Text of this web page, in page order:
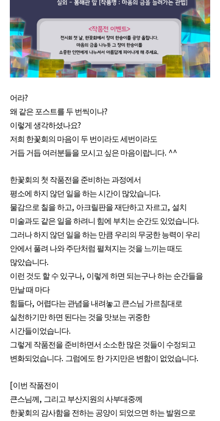
어라?
왜 같은 포스트를 두 번씩이나?
이렇게 생각하셨나요?
저희 한꽃회의 마음이 두 번이라도 세번이라도
거듭 거듭 여러분들을 모시고 싶은 마음이랍니다. ^^
한꽃회의 첫 작품전을 준비하는 과정에서
평소에 하지 않던 일을 하는 시간이 많았습니다.
물감으로 칠을 하고, 아크릴판을 재단하고 자르고, 설치
미술과도 같은 일을 하려니 힘에 부치는 순간도 있었습니다.
그러나 하지 않던 일을 하는 만큼 우리의 무궁한 능력이 우리
안에서 풀려 나와 주단처럼 펼쳐지는 것을 느끼는 때도
많았습니다.
이런 것도 할 수 있구나, 이렇게 하면 되는구나 하는 순간들을
만날 때 마다
힘들다, 어렵다는 관념을 내려놓고 큰스님 가르침대로
실천하기만 하면 된다는 것을 맛보는 귀중한
시간들이었습니다.
그렇게 작품전을 준비하면서 소소한 많은 것들이 수정되고
변화되었습니다. 그럼에도 한 가지만은 변함이 없었습니다.
[이번 작품전이
큰스님께 , 그리고 부산지원의 사부대중께
한꽃회의 감사함을 전하는 공양이 되었으면 하는 발원으로